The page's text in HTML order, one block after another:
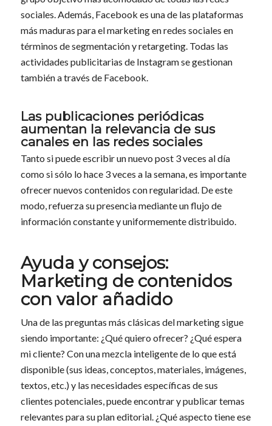
sociales. Además, Facebook es una de las plataformas
más maduras para el marketing en redes sociales en
términos de segmentación y retargeting. Todas las
actividades publicitarias de Instagram se gestionan
también a través de Facebook.
Las publicaciones periódicas
aumentan la relevancia de sus
canales en las redes sociales
Tanto si puede escribir un nuevo post 3 veces al día
como si sólo lo hace 3 veces a la semana, es importante
ofrecer nuevos contenidos con regularidad. De este
modo, refuerza su presencia mediante un flujo de
información constante y uniformemente distribuido.
Ayuda y consejos:
Marketing de contenidos
con valor añadido
Una de las preguntas más clásicas delmarketingsigue
siendo importante: ¿Qué quiero ofrecer? ¿Qué espera
mi cliente? Con una mezcla inteligente de lo que está
disponible (sus ideas, conceptos, materiales, imágenes,
textos, etc.) y las necesidades específicas de sus
clientes potenciales, puede encontrar y publicar temas
relevantes para su plan editorial. ¿Qué aspecto tiene ese